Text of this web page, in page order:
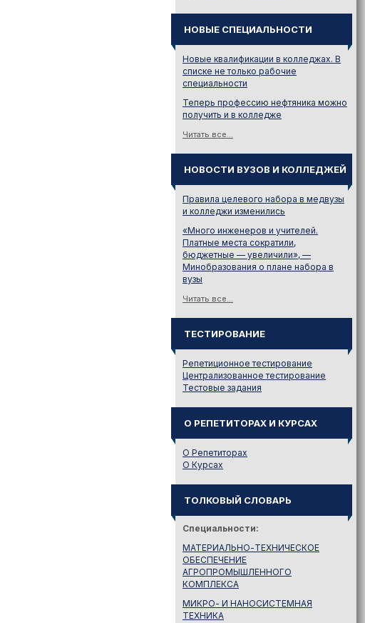
НОВЫЕ СПЕЦИАЛЬНОСТИ
Новые квалификации в колледжах. В
списке не только рабочие
специальности
Теперь профессию нефтяника можно
получить и в колледже
Читать все...
НОВОСТИ ВУЗОВ И КОЛЛЕДЖЕЙ
Правила целевого набора в медвузы
и колледжи изменились
«Много инженеров и учителей.
Платные места сократили,
бюджетные — увеличили», —
Минобразования о плане набора в
вузы
Читать все...
ТЕСТИРОВАНИЕ
Репетиционное тестирование
Централизованное тестирование
Тестовые задания
О РЕПЕТИТОРАХ И КУРСАХ
О Репетиторах
О Курсах
ТОЛКОВЫЙ СЛОВАРЬ
Специальности:
МАТЕРИАЛЬНО-ТЕХНИЧЕСКОЕ
ОБЕСПЕЧЕНИЕ
АГРОПРОМЫШЛЕННОГО
КОМПЛЕКСА
МИКРО- И НАНОСИСТЕМНАЯ
ТЕХНИКА